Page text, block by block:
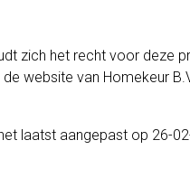
zich het recht voor deze
website van Homekeur
laatst aangepast op 26-